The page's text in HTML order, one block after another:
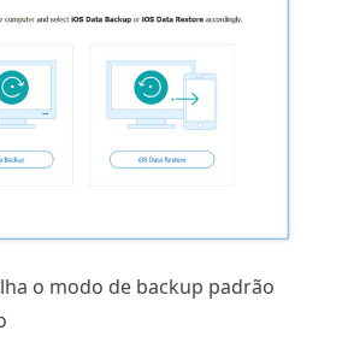
o modo de backup padrão